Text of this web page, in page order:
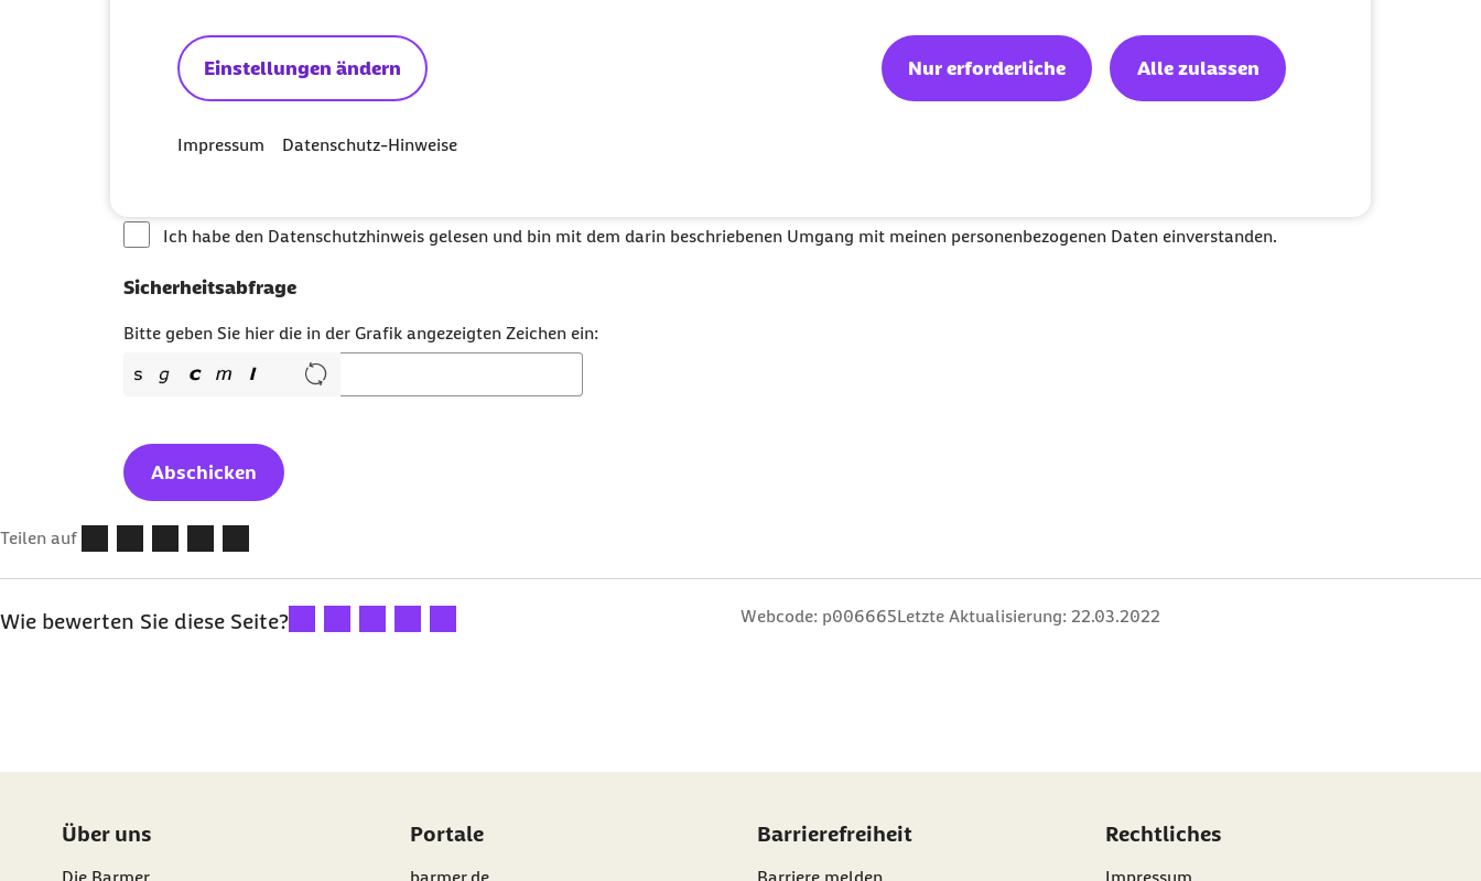
Einstellungen ändern Nur erforderliche Alle zulassen
Impressum Datenschutz-Hinweise
Die Verarbeitung und Aufbewahrung der Daten erfolgt zur zur Erfüllung unserer Aufgaben gemäß den gültigen gesetzlichen
Löschung oder Einschränkung der Verarbeitung Ihrer Daten sowie das Recht auf Datenübertragbarkeit. Lesen Sie auch
Ich habe den Datenschutzhinweis gelesen und bin mit dem darin beschriebenen Umgang mit meinen personenbezogenen Daten einverstanden.
Sicherheitsabfrage
Bitte geben Sie hier die in der Grafik angezeigten Zeichen ein:
Teilen auf
Wie bewerten Sie diese Seite?Ihre Bewertung: 1 Stern
Ihre Bewertung: 2 Sterne
Ihre Bewertung: 3 Sterne
Ihre Bewertung: 4 Sterne
Ihre Bewertung: 5 Sterne Webcode: p006665Letzte Aktualisierung: 22.03.2022
Über uns Portale Barrierefreiheit Rechtliches